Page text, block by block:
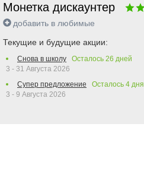
Монетка дискаунтер
добавить в любимые
Текущие и будущие акции:
Снова в школу Осталось 26 дней
3 - 31 Августа 2026
Супер предложение
Осталось 4 дня
3 - 9 Августа 2026